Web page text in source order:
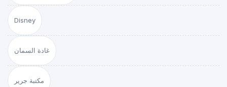
Disney
غادة السمان
مكتبة جرير